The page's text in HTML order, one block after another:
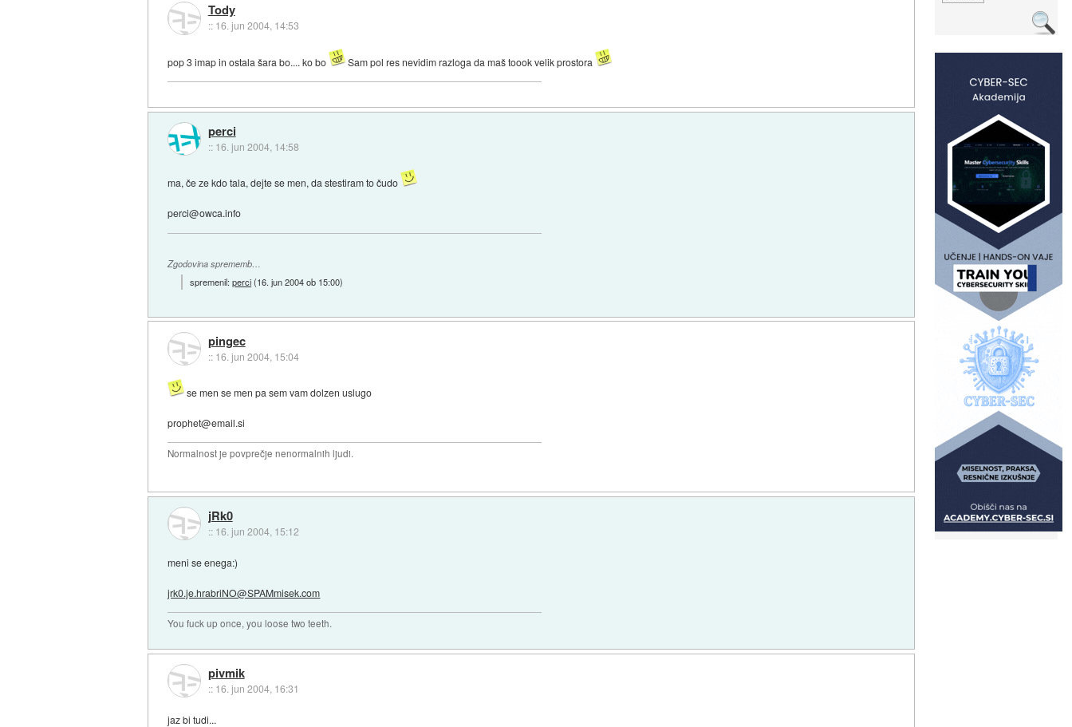
Tody
:: 16. jun 2004, 14:53
pop 3 imap in ostala šara bo.... ko bo Sam pol res nevidim razloga da maš toook velik prostora
perci
:: 16. jun 2004, 14:58
ma, če ze kdo tala, dejte se men, da stestiram to čudo
perci@owca.info
Zgodovina sprememb…
spremenil:perci(16. jun 2004 ob 15:00)
pingec
:: 16. jun 2004, 15:04
se men se men pa sem vam dolzen uslugo
prophet@email.si
Normalnost je povprečje nenormalnih ljudi.
jRk0
:: 16. jun 2004, 15:12
meni se enega:)
jrk0.je.hrabriNO@SPAMmisek.com
You fuck up once, you loose two teeth.
pivmik
:: 16. jun 2004, 16:31
jaz bi tudi...